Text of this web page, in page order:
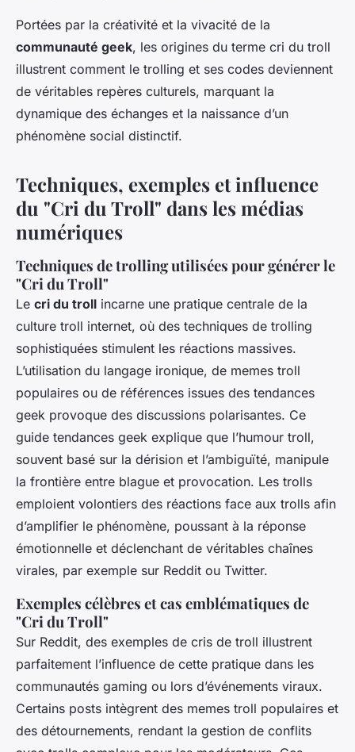
Portées par la créativité et la vivacité de la
communauté geek, les origines du terme cri du troll
illustrent comment le trolling et ses codes deviennent
de véritables repères culturels, marquant la
dynamique des échanges et la naissance d’un
phénomène social distinctif.
Techniques, exemples et influence
du "Cri du Troll" dans les médias
numériques
Techniques de trolling utilisées pour générer le
"Cri du Troll"
Le cri du troll incarne une pratique centrale de la
culture troll internet, où des techniques de trolling
sophistiquées stimulent les réactions massives.
L’utilisation du langage ironique, de memes troll
populaires ou de références issues des tendances
geek provoque des discussions polarisantes. Ce
guide tendances geek explique que l’humour troll,
souvent basé sur la dérision et l’ambiguïté, manipule
la frontière entre blague et provocation. Les trolls
emploient volontiers des réactions face aux trolls afin
d’amplifier le phénomène, poussant à la réponse
émotionnelle et déclenchant de véritables chaînes
virales, par exemple sur Reddit ou Twitter.
Exemples célèbres et cas emblématiques de
"Cri du Troll"
Sur Reddit, des exemples de cris de troll illustrent
parfaitement l’influence de cette pratique dans les
communautés gaming ou lors d’événements viraux.
Certains posts intègrent des memes troll populaires et
des détournements, rendant la gestion de conflits